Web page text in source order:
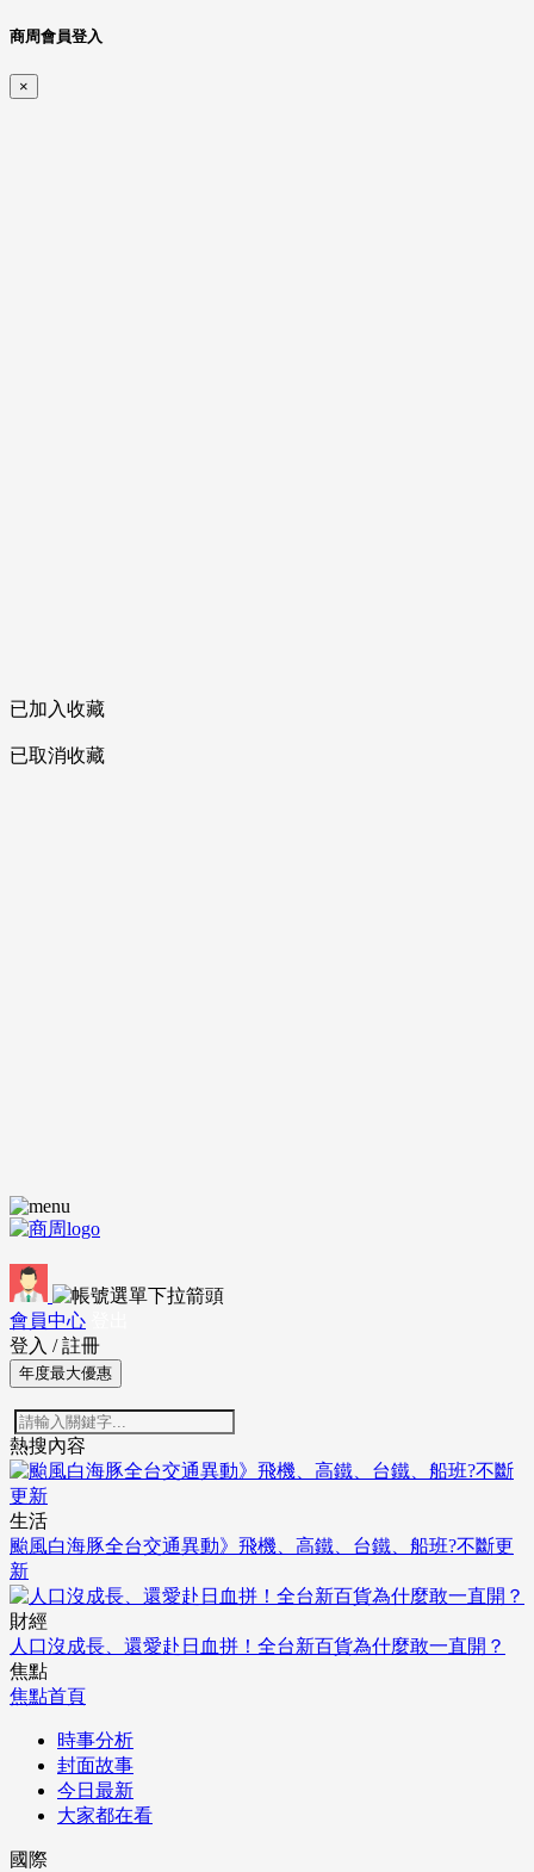
商周會員登入
×
已加入收藏
已取消收藏
會員中心
登入 / 註冊
年度最大優惠
熱搜內容
生活
颱風白海豚全台交通異動》飛機、高鐵、台鐵、船班?不斷更
新
財經
人口沒成長、還愛赴日血拼！全台新百貨為什麼敢一直開？
焦點
焦點首頁
時事分析
封面故事
今日最新
大家都在看
國際